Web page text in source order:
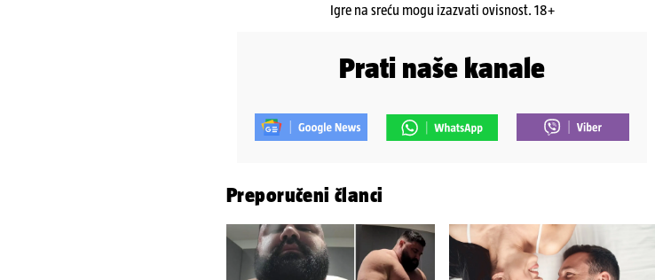
Igre na sreću mogu izazvati ovisnost. 18+
Prati naše kanale
Preporučeni članci